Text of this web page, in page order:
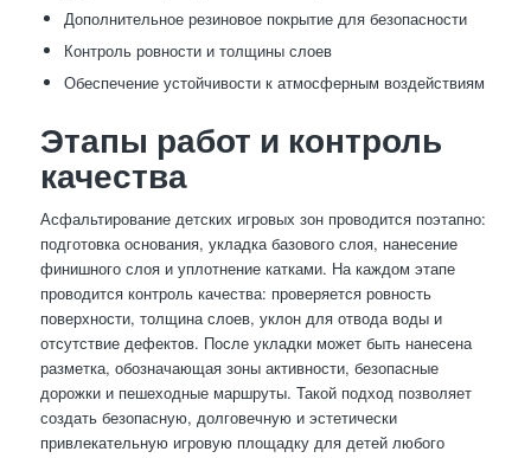
Дополнительное резиновое покрытие для безопасности
Контроль ровности и толщины слоев
Обеспечение устойчивости к атмосферным воздействиям
Этапы работ и контроль
качества
Асфальтирование детских игровых зон проводится поэтапно:
подготовка основания, укладка базового слоя, нанесение
финишного слоя и уплотнение катками. На каждом этапе
проводится контроль качества: проверяется ровность
поверхности, толщина слоев, уклон для отвода воды и
отсутствие дефектов. После укладки может быть нанесена
разметка, обозначающая зоны активности, безопасные
дорожки и пешеходные маршруты. Такой подход позволяет
создать безопасную, долговечную и эстетически
привлекательную игровую площадку для детей любого